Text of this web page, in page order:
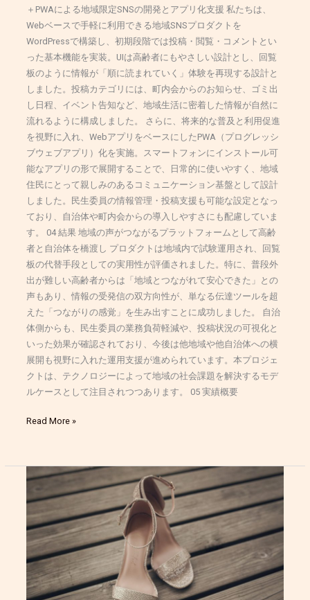
＋PWAによる地域限定SNSの開発とアプリ化支援 私たちは、
Webベースで手軽に利用できる地域SNSプロダクトを
WordPressで構築し、初期段階では投稿・閲覧・コメントとい
った基本機能を実装。UIは高齢者にもやさしい設計とし、回覧
板のように情報が「順に読まれていく」体験を再現する設計と
しました。投稿カテゴリには、町内会からのお知らせ、ゴミ出
し日程、イベント告知など、地域生活に密着した情報が自然に
流れるように構成しました。 さらに、将来的な普及と利用促進
を視野に入れ、WebアプリをベースにしたPWA（プログレッシ
ブウェブアプリ）化を実施。スマートフォンにインストール可
能なアプリの形で展開することで、日常的に使いやすく、地域
住民にとって親しみのあるコミュニケーション基盤として設計
しました。民生委員の情報管理・投稿支援も可能な設定となっ
ており、自治体や町内会からの導入しやすさにも配慮していま
す。 04 結果 地域の声がつながるプラットフォームとして高齢
者と自治体を橋渡し プロダクトは地域内で試験運用され、回覧
板の代替手段としての実用性が評価されました。特に、普段外
出が難しい高齢者からは「地域とつながれて安心できた」との
声もあり、情報の受発信の双方向性が、単なる伝達ツールを超
えた「つながりの感覚」を生み出すことに成功しました。 自治
体側からも、民生委員の業務負荷軽減や、投稿状況の可視化と
いった効果が確認されており、今後は他地域や他自治体への横
展開も視野に入れた運用支援が進められています。本プロジェ
クトは、テクノロジーによって地域の社会課題を解決するモデ
ルケースとして注目されつつあります。 05 実績概要
Read More »
数
運
最
適